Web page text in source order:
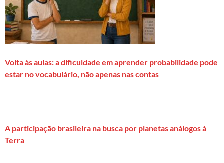
Volta às aulas: a dificuldade em aprender probabilidade pode
estar no vocabulário, não apenas nas contas
A participação brasileira na busca por planetas análogos à
Terra